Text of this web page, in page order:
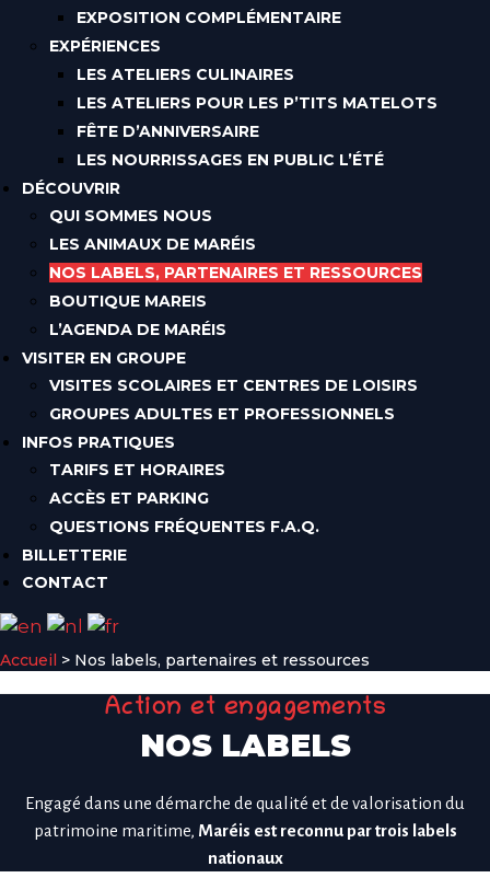
EXPOSITION COMPLÉMENTAIRE
EXPÉRIENCES
LES ATELIERS CULINAIRES
LES ATELIERS POUR LES P’TITS MATELOTS
FÊTE D’ANNIVERSAIRE
LES NOURRISSAGES EN PUBLIC L’ÉTÉ
DÉCOUVRIR
QUI SOMMES NOUS
LES ANIMAUX DE MARÉIS
NOS LABELS, PARTENAIRES ET RESSOURCES
BOUTIQUE MAREIS
L’AGENDA DE MARÉIS
VISITER EN GROUPE
VISITES SCOLAIRES ET CENTRES DE LOISIRS
GROUPES ADULTES ET PROFESSIONNELS
INFOS PRATIQUES
TARIFS ET HORAIRES
ACCÈS ET PARKING
QUESTIONS FRÉQUENTES F.A.Q.
BILLETTERIE
CONTACT
Accueil > Nos labels, partenaires et ressources
Action et engagements
NOS LABELS
Engagé dans une démarche de qualité et de valorisation du
patrimoine maritime, Maréis est reconnu par trois labels
nationaux